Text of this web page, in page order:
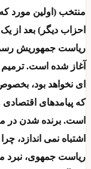
ریاست جمهوریش
آغاز شده است.
ای نخواهد بود،
که پیامدهای
است. برنده شدن در
اشتباه نمی اندازد،